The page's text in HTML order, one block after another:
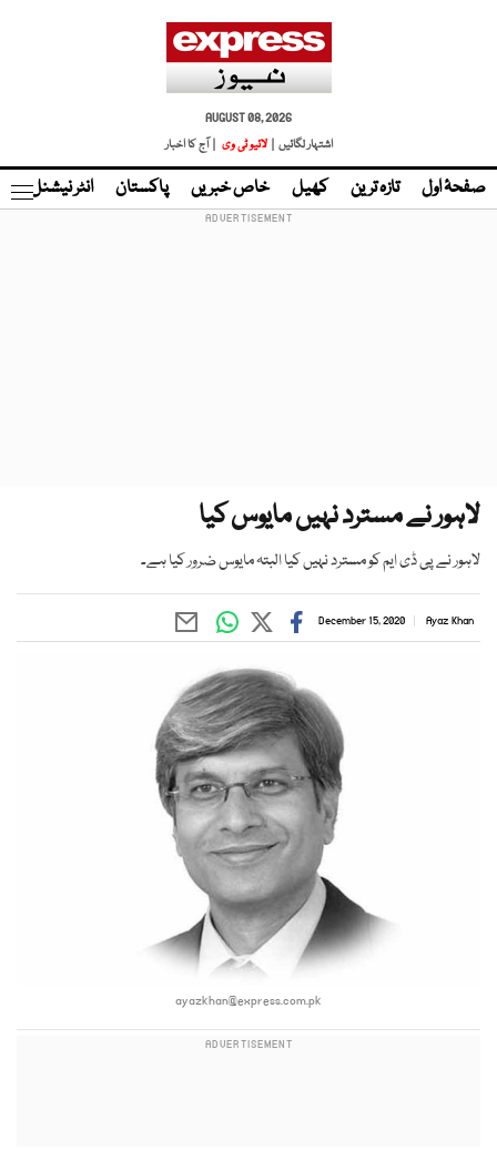
AUGUST 08, 2026
اشتہار لگائیں |
لائیو ٹی وی | آج کا اخبار
صفحۂ اول تازہ ترین کھیل خاص خبریں پاکستان انٹر نیشنل
لاہور نے مسترد نہیں مایوس کیا
لاہور نے پی ڈی ایم کو مسترد نہیں کیا البتہ مایوس ضرور کیا ہے۔
Ayaz Khan
December 15, 2020
ayazkhan@express.com.pk